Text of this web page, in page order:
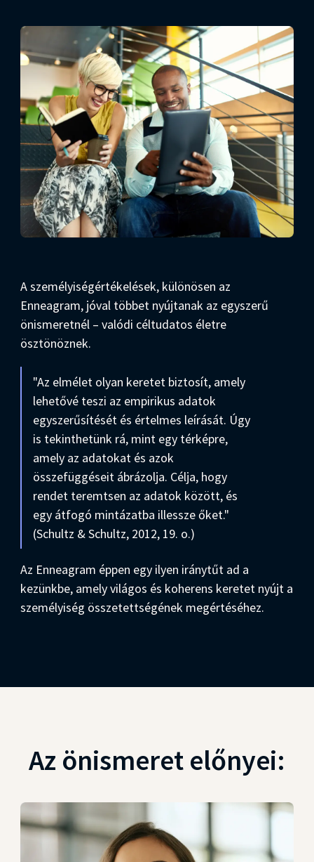
A személyiségértékelések, különösen az
Enneagram, jóval többet nyújtanak az egyszerű
önismeretnél – valódi céltudatos életre
ösztönöznek.
"Az elmélet olyan keretet biztosít, amely
lehetővé teszi az empirikus adatok
egyszerűsítését és értelmes leírását. Úgy
is tekinthetünk rá, mint egy térképre,
amely az adatokat és azok
összefüggéseit ábrázolja. Célja, hogy
rendet teremtsen az adatok között, és
egy átfogó mintázatba illessze őket."
(Schultz & Schultz, 2012, 19. o.)
Az Enneagram éppen egy ilyen iránytűt ad a
kezünkbe, amely világos és koherens keretet nyújt a
személyiség összetettségének megértéséhez.
Az önismeret előnyei: